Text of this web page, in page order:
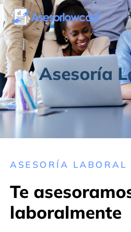
Asesoría
ASESORÍA LABORAL
Te
laboralmente